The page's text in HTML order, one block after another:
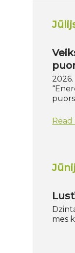
Read
mes